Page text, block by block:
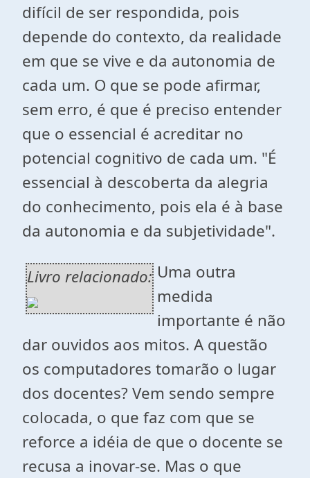
difícil de ser respondida, pois
depende do contexto, da realidade
em que se vive e da autonomia de
cada um. O que se pode afirmar,
sem erro, é que é preciso entender
que o essencial é acreditar no
potencial cognitivo de cada um. "É
essencial à descoberta da alegria
do conhecimento, pois ela é à base
da autonomia e da subjetividade".
Livro relacionado: Uma outra
medida
importante é não
dar ouvidos aos mitos. A questão
os computadores tomarão o lugar
dos docentes? Vem sendo sempre
colocada, o que faz com que se
reforce a idéia de que o docente se
recusa a inovar-se. Mas o que